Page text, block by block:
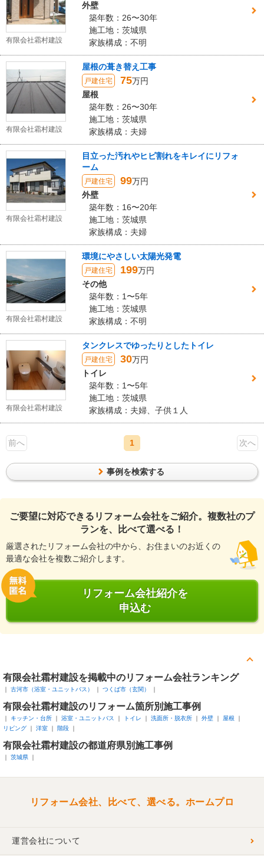
有限会社霜村建設
外壁
築年数：26〜30年
施工地：茨城県
家族構成：不明
有限会社霜村建設
屋根の葺き替え工事
戸建住宅 75万円
屋根
築年数：26〜30年
施工地：茨城県
家族構成：夫婦
有限会社霜村建設
目立った汚れやヒビ割れをキレイにリフォ
ーム
戸建住宅 99万円
外壁
築年数：16〜20年
施工地：茨城県
家族構成：夫婦
有限会社霜村建設
環境にやさしい太陽光発電
戸建住宅 199万円
その他
築年数：1〜5年
施工地：茨城県
家族構成：不明
有限会社霜村建設
タンクレスでゆったりとしたトイレ
戸建住宅 30万円
トイレ
築年数：1〜5年
施工地：茨城県
家族構成：夫婦、子供１人
前へ 1 次へ
事例を検索する
ご要望に対応できるリフォーム会社をご紹介。複数社のプ
ランを、比べて選べる！
厳選されたリフォーム会社の中から、お住まいのお近くの
最適な会社を複数ご紹介します。
リフォーム会社紹介を
申込む
有限会社霜村建設を掲載中のリフォーム会社ランキング
古河市（浴室・ユニットバス） つくば市（玄関）
有限会社霜村建設のリフォーム箇所別施工事例
キッチン・台所 浴室・ユニットバス トイレ 洗面所・脱衣所 外壁
屋根
リビング
洋室 階段
有限会社霜村建設の都道府県別施工事例
茨城県
リフォーム会社、比べて、選べる。ホームプロ
運営会社について